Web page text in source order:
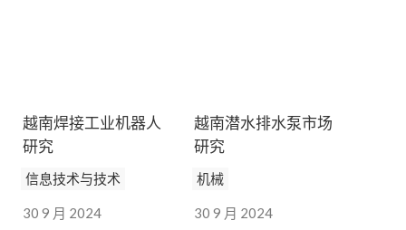
越南焊接工业机器人
研究
信息技术与技术
30 9 月 2024
越南潜水排水泵市场
研究
机械
30 9 月 2024